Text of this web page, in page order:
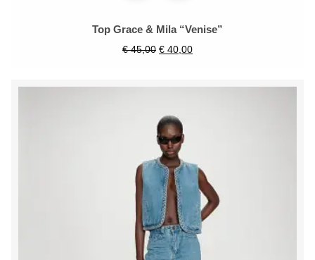
Top Grace & Mila “Venise”
€45,00 € 40,00